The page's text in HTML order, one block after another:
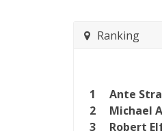
Ranking
1
Ante
2
Michael
3
Robert